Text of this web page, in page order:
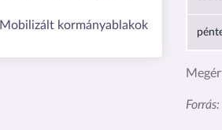
Mobilizált kormányablakok